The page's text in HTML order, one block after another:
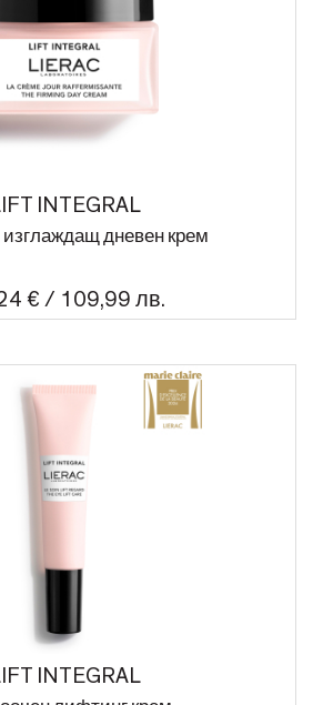
INTEGRAL
дневен крем
€ / 109,99 лв.
INTEGRAL